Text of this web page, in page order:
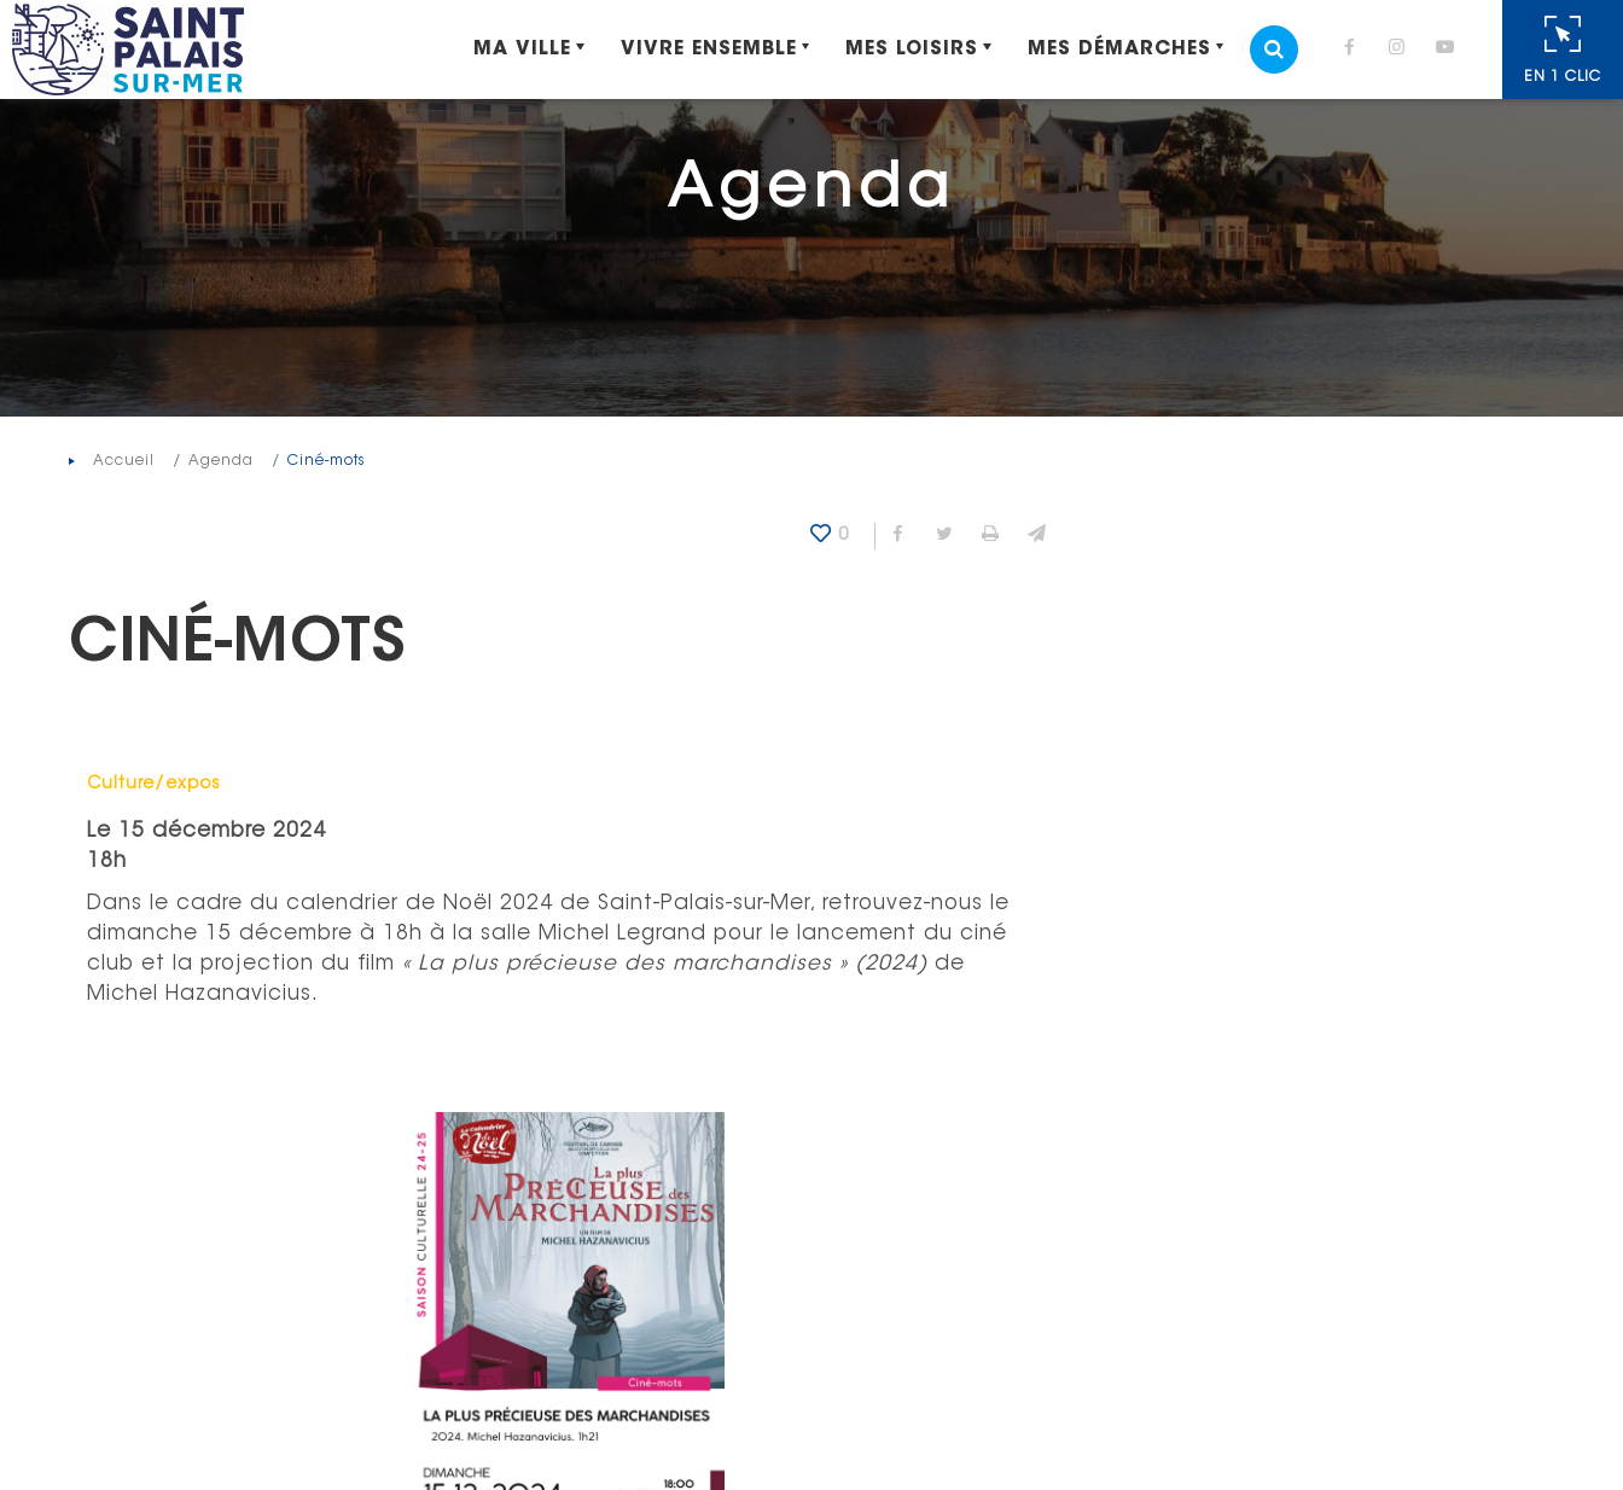
Panneau de gestion des cookies
EN 1 CLIC
MOTEUR DE RECHERCHE
MA VILLE VIVRE ENSEMBLE MES LOISIRS MES DÉMARCHES
Agenda
Accueil Agenda Ciné-mots
0 Partager sur Facebook
Partager sur Twitter
Imprimer
CINÉ-MOTS
Catégorie : "
Culture/expos
Le
15 décembre 2024
18h
Dans le cadre du calendrier de Noël 2024 de Saint-Palais-sur-Mer, retrouvez-nous le
dimanche 15 décembre à 18h à la salle Michel Legrand pour le lancement du ciné
club et la projection du film « La plus précieuse des marchandises » (2024) de
Michel Hazanavicius.